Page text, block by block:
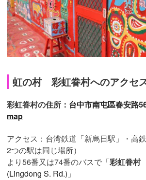
虹の村 彩虹眷村へのアクセ
彩虹眷村の住所： 台中市南屯區春安路
map
アクセス：台湾鉄道「新烏日駅」・高
2つの駅は同じ場所）
より56番又は74番のバスで「彩虹眷村
(Lingdong S. Rd.) 」